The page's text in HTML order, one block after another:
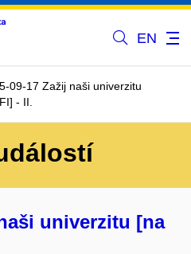
EN
09-17 Zažij naši univerzitu
- II.
univerzitu [na